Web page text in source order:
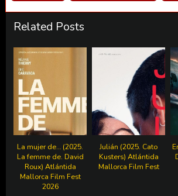
Related Posts
La mujer de… (2025.
La femme de. David
Roux) Atlántida
Mallorca Film Fest
2026
Julián (2025. Cato
Kusters) Atlántida
Mallorca Film Fest